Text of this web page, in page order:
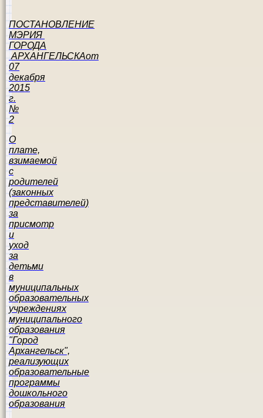
ПОСТАНОВЛЕНИЕ
МЭРИЯ
ГОРОДА
АРХАНГЕЛЬСКАот
07
декабря
2015
г.
№
2
О
плате,
взимаемой
с
родителей
(законных
представителей)
за
присмотр
и
уход
за
детьми
в
муниципальных
образовательных
учреждениях
муниципального
образования
"Город
Архангельск",
реализующих
образовательные
программы
дошкольного
образования